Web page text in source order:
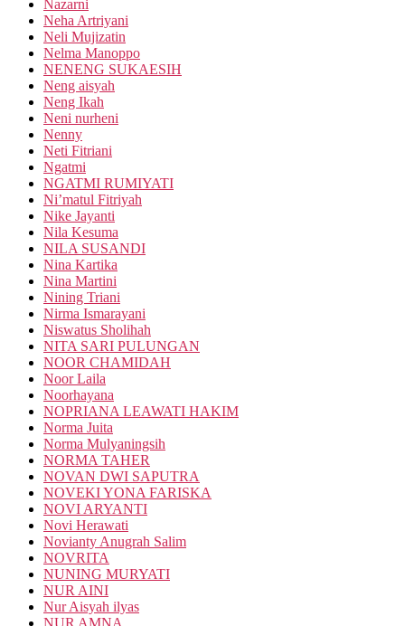
Nazarni
Neha Artriyani
Neli Mujizatin
Nelma Manoppo
NENENG SUKAESIH
Neng aisyah
Neng Ikah
Neni nurheni
Nenny
Neti Fitriani
Ngatmi
NGATMI RUMIYATI
Ni’matul Fitriyah
Nike Jayanti
Nila Kesuma
NILA SUSANDI
Nina Kartika
Nina Martini
Nining Triani
Nirma Ismarayani
Niswatus Sholihah
NITA SARI PULUNGAN
NOOR CHAMIDAH
Noor Laila
Noorhayana
NOPRIANA LEAWATI HAKIM
Norma Juita
Norma Mulyaningsih
NORMA TAHER
NOVAN DWI SAPUTRA
NOVEKI YONA FARISKA
NOVI ARYANTI
Novi Herawati
Novianty Anugrah Salim
NOVRITA
NUNING MURYATI
NUR AINI
Nur Aisyah ilyas
NUR AMNA